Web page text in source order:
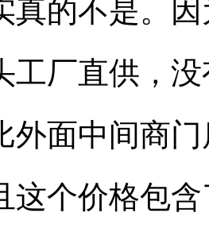
真的不是。
工厂直供，
外面中间商
这个价格包